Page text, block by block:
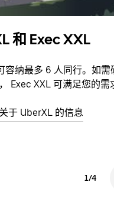
和 Exec XXL
容纳最多 6 人同行。如需
Exec XXL 可满足您的需
于 UberXL 的信息
1/4